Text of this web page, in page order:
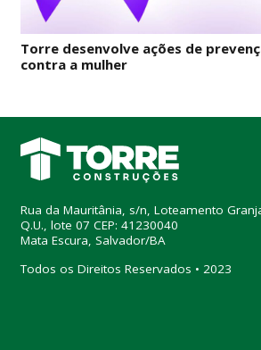
Torre desenvolve ações de
contra a mulher
Rua da Mauritânia, s/n, Loteamento
Q.U., lote 07 CEP: 41230040
Mata Escura, Salvador/BA
Todos os Direitos Reservados • 2023